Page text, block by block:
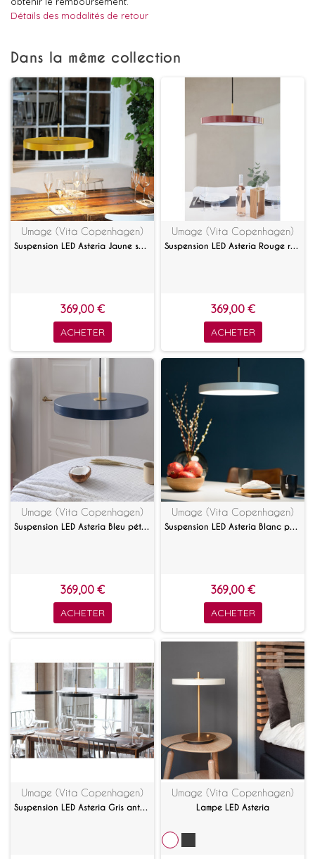
Détails des modalités de retour
Dans la même collection
Umage (Vita Copenhagen)
Suspension LED Asteria Jaune safran
369,00 €
ACHETER
Umage (Vita Copenhagen)
Suspension LED Asteria Rouge rubis
369,00 €
ACHETER
Umage (Vita Copenhagen)
Suspension LED Asteria Bleu pétrole
369,00 €
ACHETER
Umage (Vita Copenhagen)
Suspension LED Asteria Blanc perle
369,00 €
ACHETER
Umage (Vita Copenhagen)
Suspension LED Asteria Gris anthracite
Umage (Vita Copenhagen)
Lampe LED Asteria